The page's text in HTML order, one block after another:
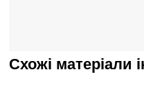
Схожі матеріали